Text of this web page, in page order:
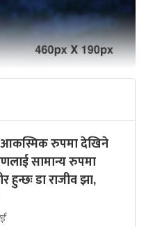
आकस्मिक रुपमा देखिने
सामान्य रुपमा
हुन्छः डा राजीव झा,